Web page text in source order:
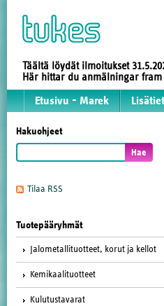
Täältä löydät ilmoitukset
Här hittar du anmälningar
Etusivu - Marek
Hakuohjeet
Tilaa RSS
Tuotepääryhmät
Jalometallituotteet, korut ja kellot
Kemikaalituotteet
Kulutustavarat